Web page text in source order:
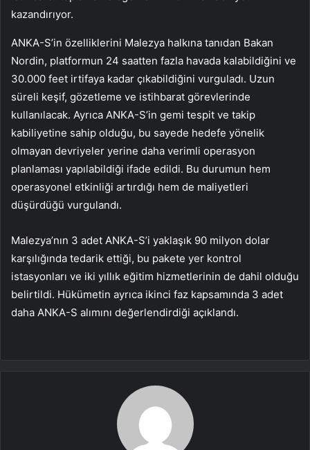
kazandırıyor.
ANKA-S’in özelliklerini Malezya halkına tanıdan Bakan
Nordin, platformun 24 saatten fazla havada kalabildiğini ve
30.000 feet irtifaya kadar çıkabildiğini vurguladı. Uzun
süreli keşif, gözetleme ve istihbarat görevlerinde
kullanılacak. Ayrıca ANKA-S’in gemi tespit ve takip
kabiliyetine sahip olduğu, bu sayede hedefe yönelik
olmayan devriyeler yerine daha verimli operasyon
planlaması yapılabildiği ifade edildi. Bu durumun hem
operasyonel etkinliği artırdığı hem de maliyetleri
düşürdüğü vurgulandı.
Malezya’nın 3 adet ANKA-S’i yaklaşık 90 milyon dolar
karşılığında tedarik ettiği, bu pakete yer kontrol
istasyonları ve iki yıllık eğitim hizmetlerinin de dahil olduğu
belirtildi. Hükümetin ayrıca ikinci faz kapsamında 3 adet
daha ANKA-S alımını değerlendirdiği açıklandı.